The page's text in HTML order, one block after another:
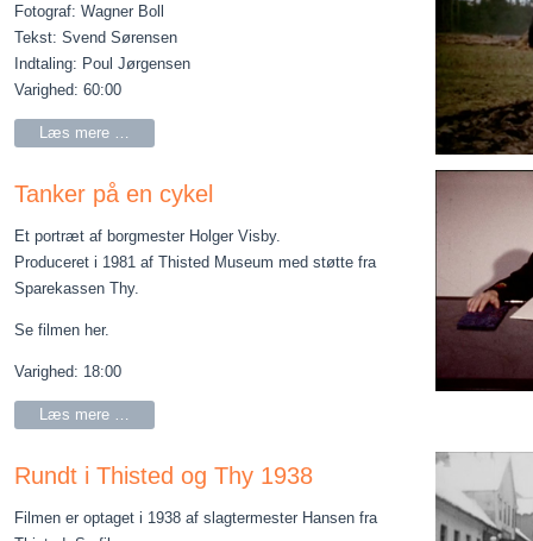
Fotograf: Wagner Boll
Tekst: Svend Sørensen
Indtaling: Poul Jørgensen
Varighed: 60:00
Læs mere …
Tanker på en cykel
Et portræt af borgmester Holger Visby.
Produceret i 1981 af Thisted Museum med støtte fra
Sparekassen Thy.
Se filmen her.
Varighed: 18:00
Læs mere …
Rundt i Thisted og Thy 1938
Filmen er optaget i 1938 af slagtermester Hansen fra